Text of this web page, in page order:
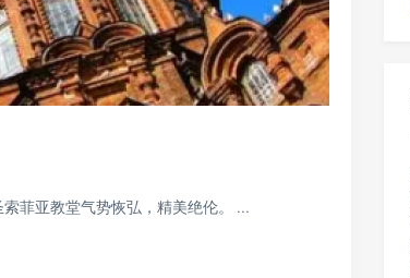
菲亚教堂气势恢弘，精美绝伦。 ...